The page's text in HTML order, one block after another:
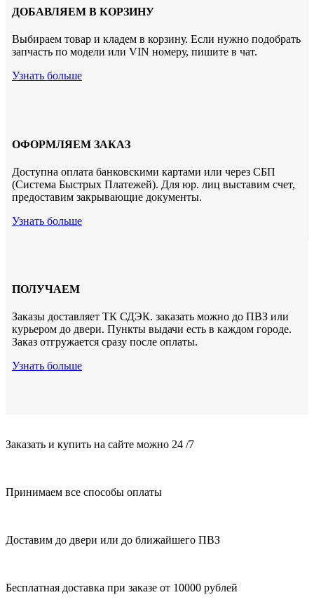
ДОБАВЛЯЕМ В КОРЗИНУ
Выбираем товар и кладем в корзину. Если нужно подобрать
запчасть по модели или VIN номеру, пишите в чат.
Узнать больше
ОФОРМЛЯЕМ ЗАКАЗ
Доступна оплата банковскими картами или через СБП
(Система Быстрых Платежей). Для юр. лиц выставим счет,
предоставим закрывающие документы.
Узнать больше
ПОЛУЧАЕМ
Заказы доставляет ТК СДЭК. заказать можно до ПВЗ или
курьером до двери. Пункты выдачи есть в каждом городе.
Заказ отгружается сразу после оплаты.
Узнать больше
Заказать и купить на сайте можно 24 /7
Принимаем все способы оплаты
Доставим до двери или до ближайшего ПВЗ
Бесплатная доставка при заказе от 10000 рублей